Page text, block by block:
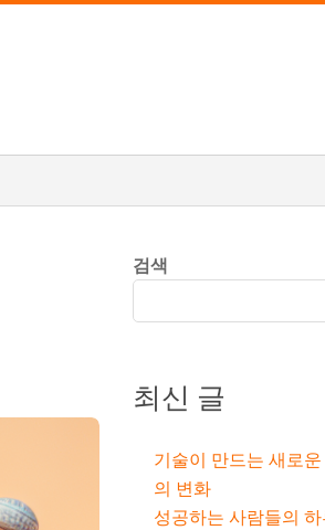
검색
최신 글
기술이 만드는 새로
의 변화
성공하는 사람들의